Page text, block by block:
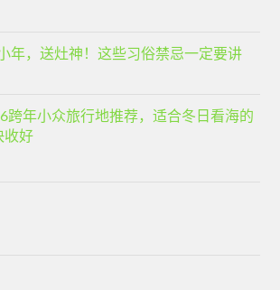
年，送灶神！这些习俗禁忌一定要讲
跨年小众旅行地推荐，适合冬日看海的
收好